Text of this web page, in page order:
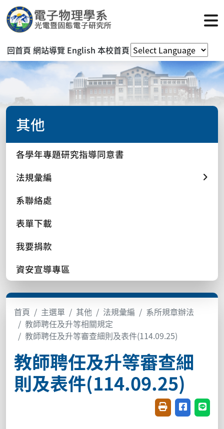
回首頁 網站導覽 English 本校首頁
其他
各學年專題研究指導同意書
法規彙編
系聯絡處
表單下載
我要捐款
資安宣導專區
首頁 主選單 其他 法規彙編
系所規章辦法
教師聘任及升等相關規定
教師聘任及升等審查細則及表件(114.09.25)
教師聘任及升等審查細
則及表件(114.09.25)
友善列印(開新視
分享至臉書
分享